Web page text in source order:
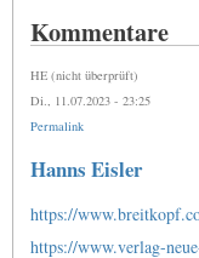
Kommentare
HE (nicht überprüft)
Di., 11.07.2023 - 23:25
Permalink
Hanns Eisler
https://
https://www.verlag-